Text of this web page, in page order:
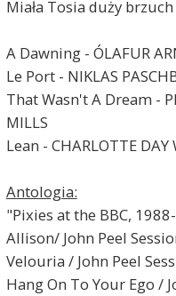
Miała Tosia duży brzuch
A Dawning - ÓLAFUR
Le Port - NIKLAS
That Wasn't A Dream -
MILLS
Lean - CHARLOTTE DAY
Antologia:
"Pixies at the BBC,
Allison/ John Peel
Velouria / John Peel
Hang On To Your Ego /